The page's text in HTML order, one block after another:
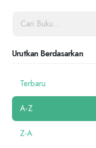
Urutkan Berdasarkan
Terbaru
A-Z
Z-A